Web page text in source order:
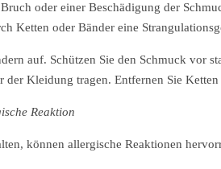
oder einer Beschädigung der
Ketten oder Bänder eine
auf. Schützen Sie den Schmuck vor
Kleidung tragen. Entfernen Sie
Reaktion
können allergische Reaktionen